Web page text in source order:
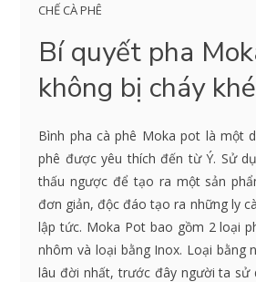
CHẾ CÀ PHÊ
Bí quyết pha
không bị cháy
Bình pha cà phê Moka pot là một
phê được yêu thích đến từ Ý. Sử
thấu ngược để tạo ra một sản
đơn giản, độc đáo tạo ra những ly
lập tức. Moka Pot bao gồm 2 loại
nhôm và loại bằng Inox. Loại bằng
lâu đời nhất, trước đây người ta sử